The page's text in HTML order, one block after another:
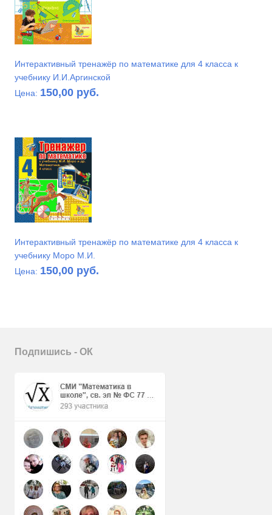
Интерактивный тренажёр по математике для 4 класса к
учебнику И.И.Аргинской
Цена: 150,00 руб.
Интерактивный тренажёр по математике для 4 класса к
учебнику Моро М.И.
Цена: 150,00 руб.
Подпишись - ОК